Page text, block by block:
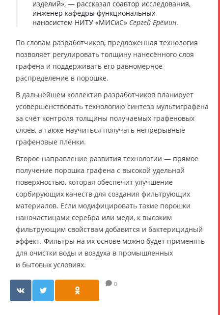
изделий», — рассказал соавтор исследования,
инженер кафедры функциональных
наносистем НИТУ «МИСиС» Сергей Ерёмин.
По словам разработчиков, предложенная технология
позволяет регулировать толщину нанесённого слоя
графена и поддерживать его равномерное
распределение в порошке.
В дальнейшем коллектив разработчиков планирует
усовершенствовать технологию синтеза мультиграфена
за счёт контроля толщины получаемых графеновых
слоёв, а также научиться получать непрерывные
графеновые плёнки.
Второе направление развития технологии — прямое
получение порошка графена с высокой удельной
поверхностью, которая обеспечит улучшение
сорбирующих качеств для создания фильтрующих
материалов. Если модифицировать такие порошки
наночастицами серебра или меди, к высоким
фильтрующим свойствам добавится и бактерицидный
эффект. Фильтры на их основе можно будет применять
для очистки воды и воздуха в промышленных
и бытовых условиях.
0